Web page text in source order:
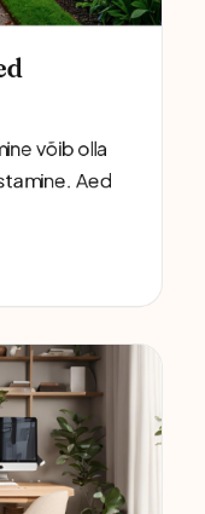
võib olla
Aed